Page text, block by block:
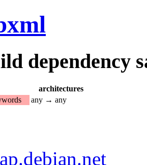
dependency
architectures
any → any